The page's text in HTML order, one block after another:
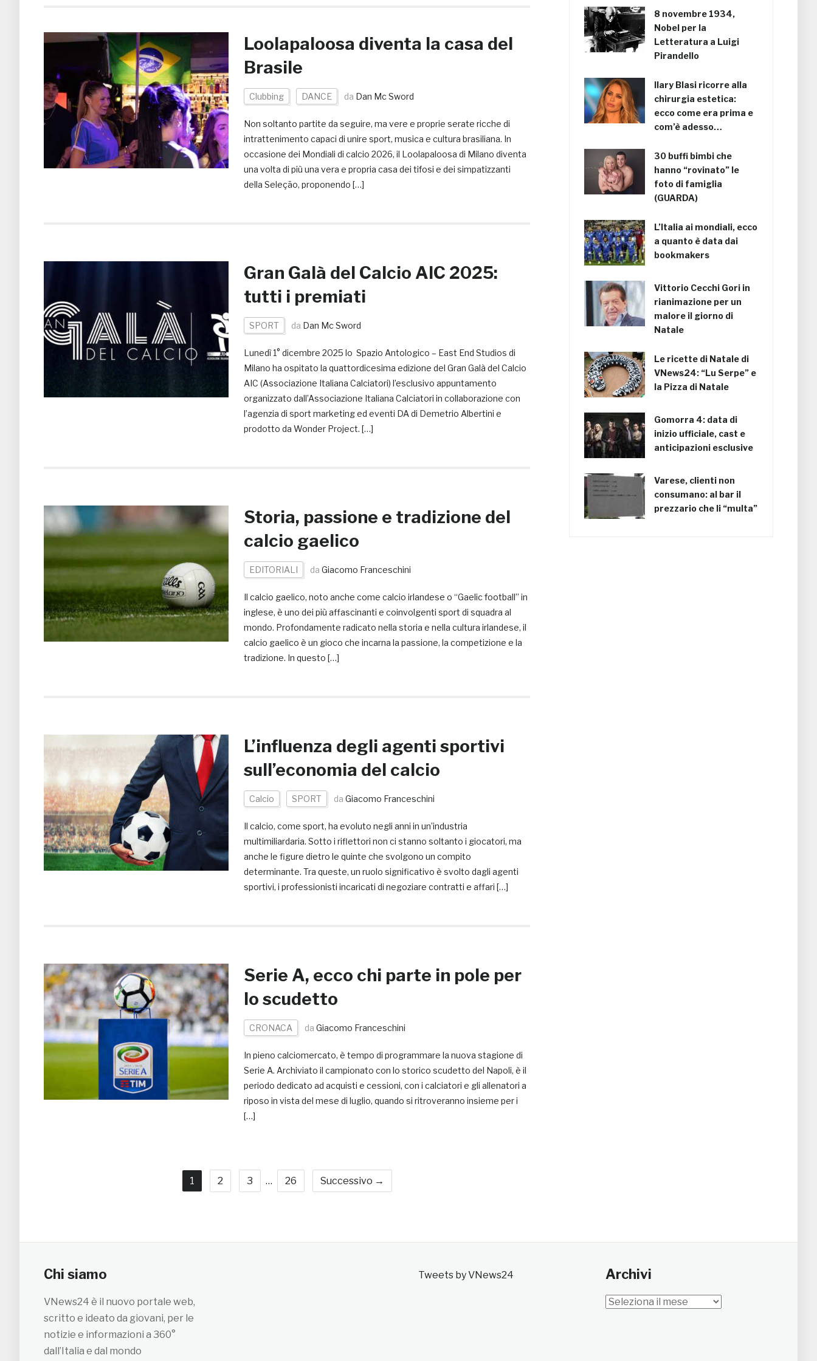
Loolapaloosa diventa la casa del
Brasile
Clubbing DANCE da Dan Mc Sword
Non soltanto partite da seguire, ma vere e proprie serate ricche di
intrattenimento capaci di unire sport, musica e cultura brasiliana. In
occasione dei Mondiali di calcio 2026, il Loolapaloosa di Milano diventa
una volta di più una vera e propria casa dei tifosi e dei simpatizzanti
della Seleção, proponendo […]
Gran Galà del Calcio AIC 2025:
tutti i premiati
SPORT da Dan Mc Sword
Lunedì 1° dicembre 2025 lo Spazio Antologico – East End Studios di
Milano ha ospitato la quattordicesima edizione del Gran Galà del Calcio
AIC (Associazione Italiana Calciatori) l’esclusivo appuntamento
organizzato dall’Associazione Italiana Calciatori in collaborazione con
l’agenzia di sport marketing ed eventi DA di Demetrio Albertini e
prodotto da Wonder Project. […]
Storia, passione e tradizione del
calcio gaelico
EDITORIALI da Giacomo Franceschini
Il calcio gaelico, noto anche come calcio irlandese o “Gaelic football” in
inglese, è uno dei più affascinanti e coinvolgenti sport di squadra al
mondo. Profondamente radicato nella storia e nella cultura irlandese, il
calcio gaelico è un gioco che incarna la passione, la competizione e la
tradizione. In questo […]
L’influenza degli agenti sportivi
sull’economia del calcio
Calcio SPORT da Giacomo Franceschini
Il calcio, come sport, ha evoluto negli anni in un’industria
multimiliardaria. Sotto i riflettori non ci stanno soltanto i giocatori, ma
anche le figure dietro le quinte che svolgono un compito
determinante. Tra queste, un ruolo significativo è svolto dagli agenti
sportivi, i professionisti incaricati di negoziare contratti e affari […]
Serie A, ecco chi parte in pole per
lo scudetto
CRONACA da Giacomo Franceschini
In pieno calciomercato, è tempo di programmare la nuova stagione di
Serie A. Archiviato il campionato con lo storico scudetto del Napoli, è il
periodo dedicato ad acquisti e cessioni, con i calciatori e gli allenatori a
riposo in vista del mese di luglio, quando si ritroveranno insieme per i
[…]
1 2 3 … 26 Successivo →
8 novembre 1934,
Nobel per la
Letteratura a Luigi
Pirandello
Ilary Blasi ricorre alla
chirurgia estetica:
ecco come era prima e
com’è adesso…
30 buffi bimbi che
hanno “rovinato” le
foto di famiglia
(GUARDA)
L’Italia ai mondiali, ecco
a quanto è data dai
bookmakers
Vittorio Cecchi Gori in
rianimazione per un
malore il giorno di
Natale
Le ricette di Natale di
VNews24: “Lu Serpe” e
la Pizza di Natale
Gomorra 4: data di
inizio ufficiale, cast e
anticipazioni esclusive
Varese, clienti non
consumano: al bar il
prezzario che li “multa”
Chi siamo
VNews24 è il nuovo portale web,
scritto e ideato da giovani, per le
notizie e informazioni a 360°
dall’Italia e dal mondo
Tweets by VNews24 Archivi
Archivi